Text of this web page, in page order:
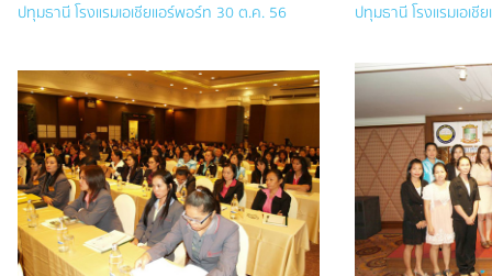
ปทุมธานี โรงแรมเอเชียแอร์พอร์ท 30 ต.ค. 56 ปทุมธานี โรงแรมเอเ